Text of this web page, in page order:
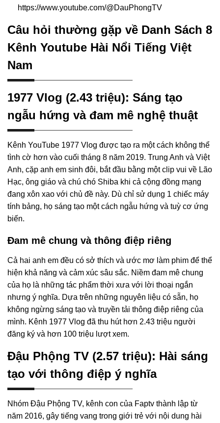
https://www.youtube.com/@DauPhongTV
Câu hỏi thường gặp về Danh Sách 8
Kênh Youtube Hài Nổi Tiếng Việt
Nam
1977 Vlog (2.43 triệu): Sáng tạo
ngẫu hứng và đam mê nghệ thuật
Kênh YouTube 1977 Vlog được tạo ra một cách không thể
tình cờ hơn vào cuối tháng 8 năm 2019. Trung Anh và Việt
Anh, cặp anh em sinh đôi, bắt đầu bằng một clip vui về Lão
Hạc, ông giáo và chú chó Shiba khi cả cộng đồng mạng
đang xôn xao với chủ đề này. Dù chỉ sử dụng 1 chiếc máy
tính bảng, họ sáng tạo một cách ngẫu hứng và tuỳ cơ ứng
biến.
Đam mê chung và thông điệp riêng
Cả hai anh em đều có sở thích và ước mơ làm phim để thể
hiện khả năng và cảm xúc sâu sắc. Niềm đam mê chung
của họ là những tác phẩm thời xưa với lời thoại ngắn
nhưng ý nghĩa. Dựa trên những nguyên liệu có sẵn, họ
không ngừng sáng tạo và truyền tải thông điệp riêng của
mình. Kênh 1977 Vlog đã thu hút hơn 2.43 triệu người
đăng ký và hơn 100 triệu lượt xem.
Đậu Phộng TV (2.57 triệu): Hài sáng
tạo với thông điệp ý nghĩa
Nhóm Đậu Phộng TV, kênh con của Faptv thành lập từ
năm 2016, gây tiếng vang trong giới trẻ với nội dung hài